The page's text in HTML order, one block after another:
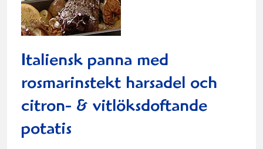
Italiensk panna med
rosmarinstekt harsadel och
citron- & vitlöksdoftande
potatis